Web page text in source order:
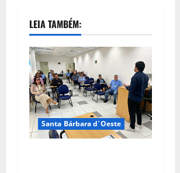
LEIA TAMBÉM:
Santa Bárbara d´Oeste